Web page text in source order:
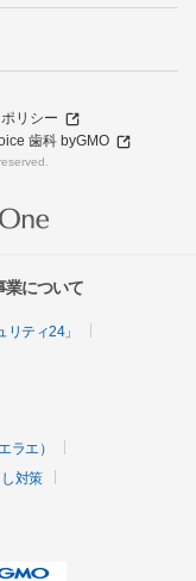
リシー
歯科 byGMO
業について
ティ24」
ラエ）
対策